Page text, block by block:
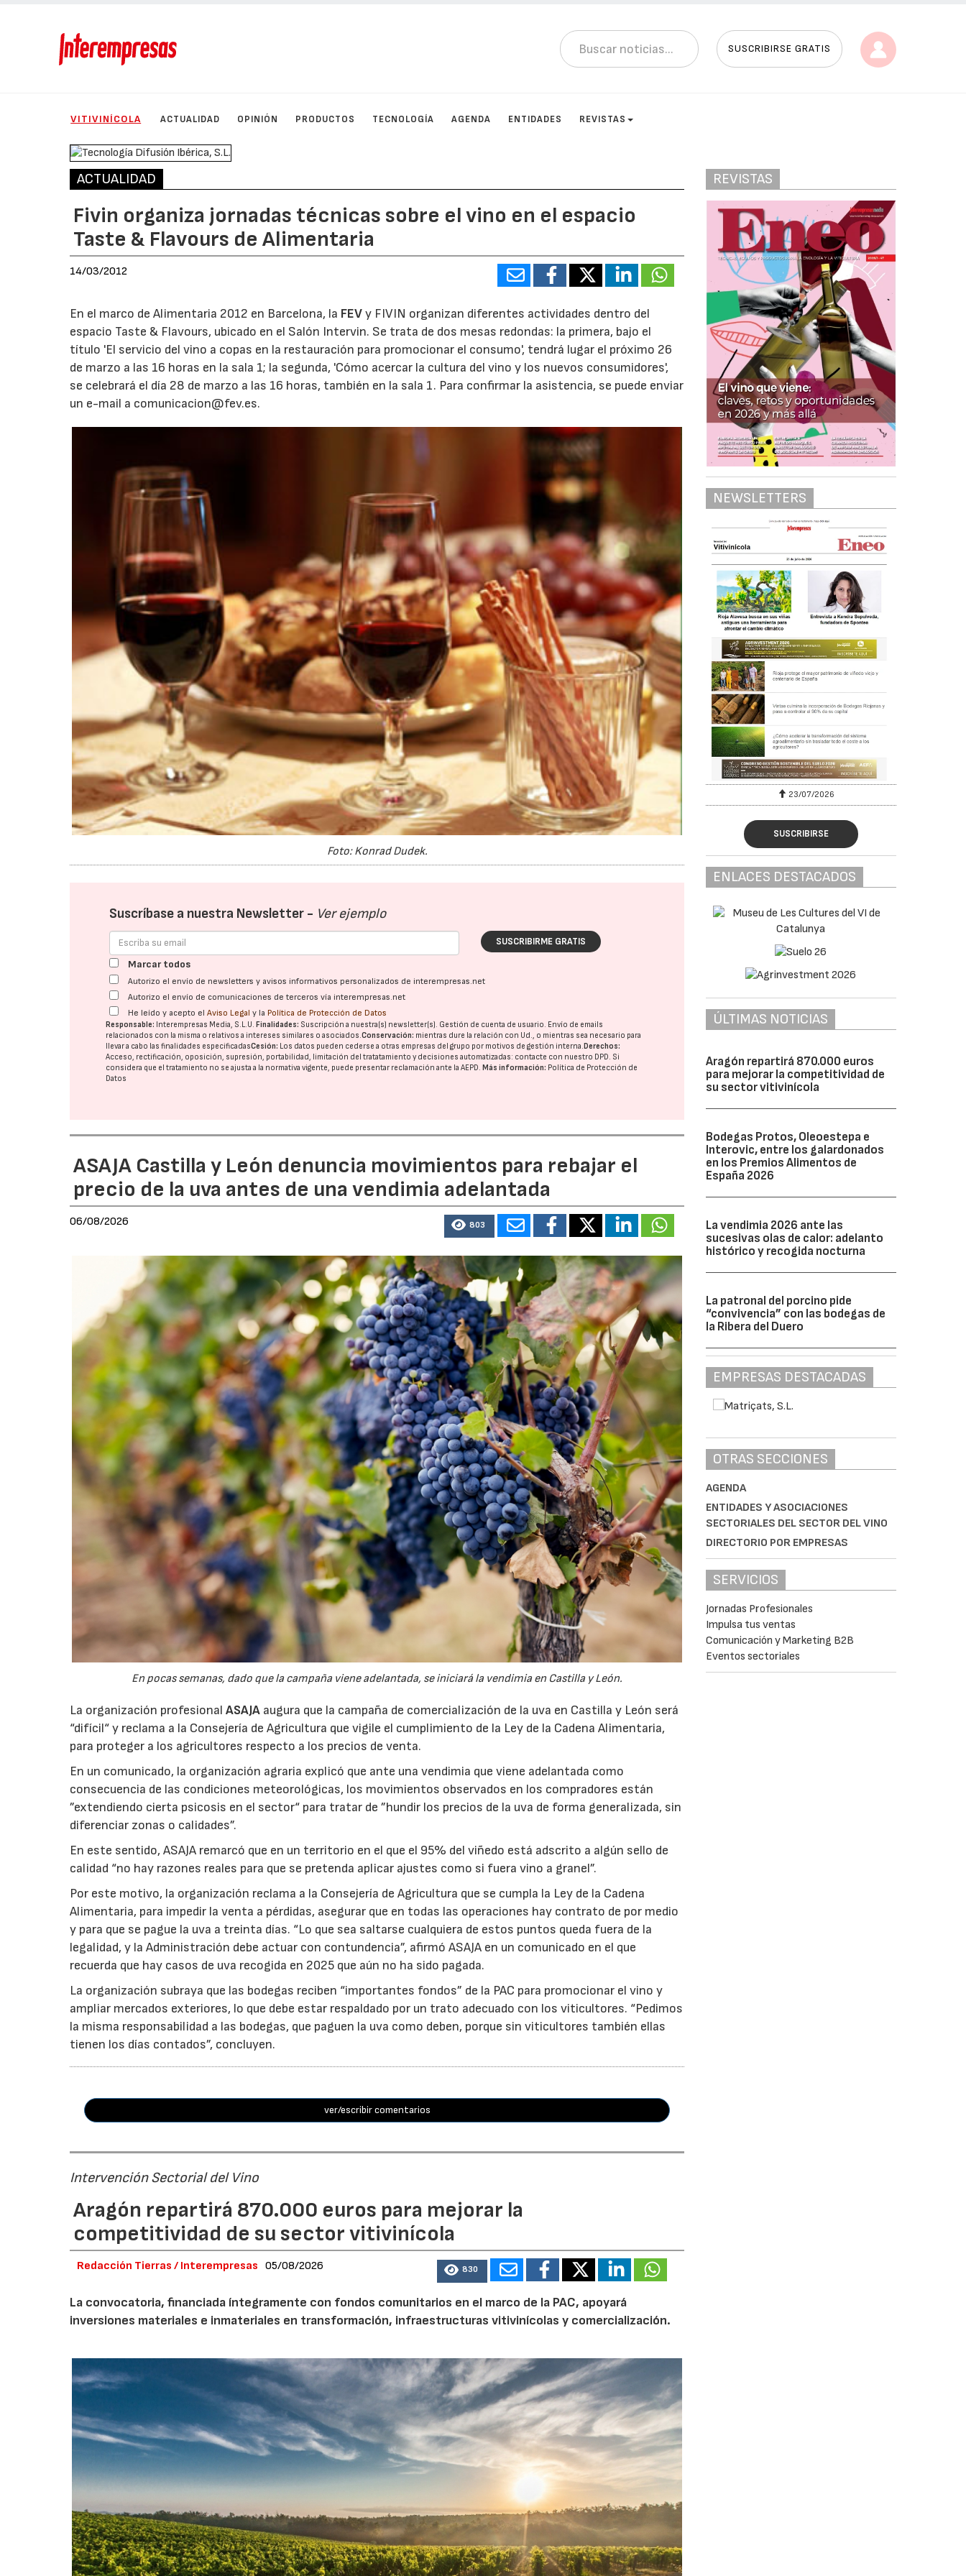
SUSCRIBIRSE GRATIS
VITIVINÍCOLA ACTUALIDAD OPINIÓN PRODUCTOS TECNOLOGÍA AGENDA ENTIDADES REVISTAS
ACTUALIDAD
Fivin organiza jornadas técnicas sobre el vino en el espacio
Taste & Flavours de Alimentaria
14/03/2012
En el marco de Alimentaria 2012 en Barcelona, la FEVy FIVIN organizan diferentes actividades dentro del
espacio Taste & Flavours, ubicado en el Salón Intervin. Se trata de dos mesas redondas: la primera, bajo el
título 'El servicio del vino a copas en la restauración para promocionar el consumo', tendrá lugar el próximo 26
de marzo a las 16 horas en la sala 1; la segunda, 'Cómo acercar la cultura del vino y los nuevos consumidores',
se celebrará el día 28 de marzo a las 16 horas, también en la sala 1. Para confirmar la asistencia, se puede enviar
un e-mail a comunicacion@fev.es.
Foto: Konrad Dudek.
Suscríbase a nuestra Newsletter - Ver ejemplo
SUSCRIBIRME GRATIS
Marcar todos
Autorizo el envío de newsletters y avisos informativos personalizados de interempresas.net
Autorizo el envío de comunicaciones de terceros vía interempresas.net
He leído y acepto elAviso Legal y la Política de Protección de Datos
Responsable: Interempresas Media, S.L.U.Finalidades: Suscripción a nuestra(s) newsletter(s). Gestión de cuenta de usuario. Envío de emails
relacionados con la misma o relativos a intereses similares o asociados.Conservación: mientras dure la relación con Ud., o mientras sea necesario para
llevar a cabo las finalidades especificadasCesión: Los datos pueden cederse a otras empresas del grupo por motivos de gestión interna.Derechos:
Acceso, rectificación, oposición, supresión, portabilidad, limitación del tratatamiento y decisiones automatizadas: contacte con nuestro DPD. Si
considera que el tratamiento no se ajusta a la normativa vigente, puede presentar reclamación ante laAEPD.Más información: Política de Protección de
Datos
ASAJA Castilla y León denuncia movimientos para rebajar el
precio de la uva antes de una vendimia adelantada
06/08/2026 803
En pocas semanas, dado que la campaña viene adelantada, se iniciará la vendimia en Castilla y León.
La organización profesionalASAJA augura que la campaña de comercialización de la uva en Castilla y León será
“difícil“ y reclama a la Consejería de Agricultura que vigile el cumplimiento de la Ley de la Cadena Alimentaria,
para proteger a los agricultores respecto a los precios de venta.
En un comunicado, la organización agraria explicó que ante una vendimia que viene adelantada como
consecuencia de las condiciones meteorológicas, los movimientos observados en los compradores están
”extendiendo cierta psicosis en el sector“ para tratar de ”hundir los precios de la uva de forma generalizada, sin
diferenciar zonas o calidades”.
En este sentido, ASAJA remarcó que en un territorio en el que el 95% del viñedo está adscrito a algún sello de
calidad “no hay razones reales para que se pretenda aplicar ajustes como si fuera vino a granel”.
Por este motivo, la organización reclama a la Consejería de Agricultura que se cumpla la Ley de la Cadena
Alimentaria, para impedir la venta a pérdidas, asegurar que en todas las operaciones hay contrato de por medio
y para que se pague la uva a treinta días. “Lo que sea saltarse cualquiera de estos puntos queda fuera de la
legalidad, y la Administración debe actuar con contundencia”, afirmó ASAJA en un comunicado en el que
recuerda que hay casos de uva recogida en 2025 que aún no ha sido pagada.
La organización subraya que las bodegas reciben “importantes fondos” de la PAC para promocionar el vino y
ampliar mercados exteriores, lo que debe estar respaldado por un trato adecuado con los viticultores. “Pedimos
la misma responsabilidad a las bodegas, que paguen la uva como deben, porque sin viticultores también ellas
tienen los días contados”, concluyen.
ver/escribir comentarios
Intervención Sectorial del Vino
Aragón repartirá 870.000 euros para mejorar la
competitividad de su sector vitivinícola
Redacción Tierras / Interempresas 05/08/2026 830
La convocatoria, financiada íntegramente con fondos comunitarios en el marco de la PAC, apoyará
inversiones materiales e inmateriales en transformación, infraestructuras vitivinícolas y comercialización.
REVISTAS
NEWSLETTERS
23/07/2026 30/07/2026 23/07/2026
SUSCRIBIRSE
ENLACES DESTACADOS
ÚLTIMAS NOTICIAS
Aragón repartirá 870.000 euros
para mejorar la competitividad de
su sector vitivinícola
Bodegas Protos, Oleoestepa e
Interovic, entre los galardonados
en los Premios Alimentos de
España 2026
La vendimia 2026 ante las
sucesivas olas de calor: adelanto
histórico y recogida nocturna
La patronal del porcino pide
“convivencia” con las bodegas de
la Ribera del Duero
EMPRESAS DESTACADAS
OTRAS SECCIONES
AGENDA
ENTIDADES Y ASOCIACIONES
SECTORIALES DEL SECTOR DEL VINO
DIRECTORIO POR EMPRESAS
SERVICIOS
Jornadas Profesionales
Impulsa tus ventas
Comunicación y Marketing B2B
Eventos sectoriales